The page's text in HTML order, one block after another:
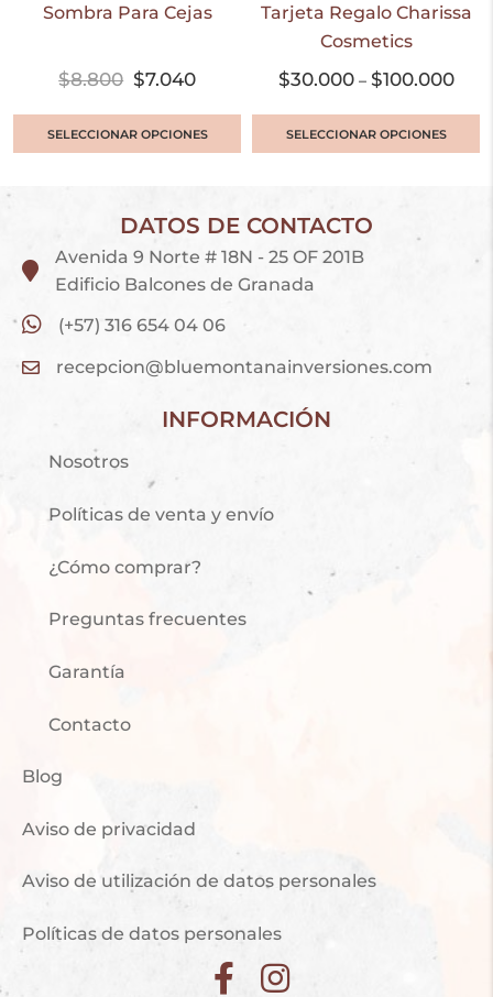
Sombra Para Cejas
$8.800 $7.040
SELECCIONAR OPCIONES
Tarjeta Regalo Charissa
Cosmetics
$30.000– $100.000
SELECCIONAR OPCIONES
DATOS DE CONTACTO
Avenida 9 Norte # 18N - 25 OF 201B
Edificio Balcones de Granada
(+57) 316 654 04 06
recepcion@bluemontanainversiones.com
INFORMACIÓN
Nosotros
Políticas de venta y envío
¿Cómo comprar?
Preguntas frecuentes
Garantía
Contacto
Blog
Aviso de privacidad
Aviso de utilización de datos personales
Políticas de datos personales